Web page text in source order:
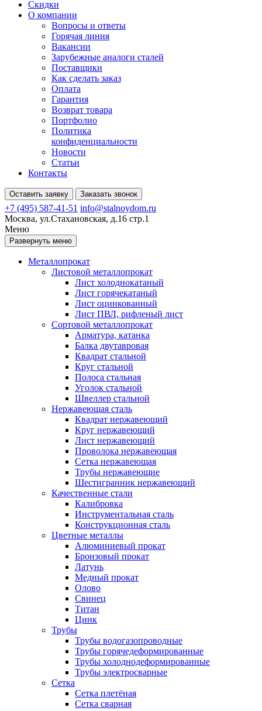
Скидки
О компании
Вопросы и ответы
Горячая линия
Вакансии
Зарубежные аналоги сталей
Поставщики
Как сделать заказ
Оплата
Гарантия
Возврат товара
Портфолио
Политика
конфиденциальности
Новости
Статьи
Контакты
Оставить заявку Заказать звонок
+7 (495) 587-41-51 info@stalnoydom.ru
Москва, ул.Стахановская, д.16 стр.1
Меню
Развернуть меню
Металлопрокат
Листовой металлопрокат
Лист холоднокатаный
Лист горячекатаный
Лист оцинкованный
Лист ПВЛ, рифленый лист
Сортовой металлопрокат
Арматура, катанка
Балка двутавровая
Квадрат стальной
Круг стальной
Полоса стальная
Уголок стальной
Швеллер стальной
Нержавеющая сталь
Квадрат нержавеющий
Круг нержавеющий
Лист нержавеющий
Проволока нержавеющая
Сетка нержавеющая
Трубы нержавеющие
Шестигранник нержавеющий
Качественные стали
Калибровка
Инструментальная сталь
Конструкционная сталь
Цветные металлы
Алюминиевый прокат
Бронзовый прокат
Латунь
Медный прокат
Олово
Свинец
Титан
Цинк
Трубы
Трубы водогазопроводные
Трубы горячедеформированные
Трубы холоднодеформированные
Трубы электросварные
Сетка
Сетка плетёная
Сетка сварная